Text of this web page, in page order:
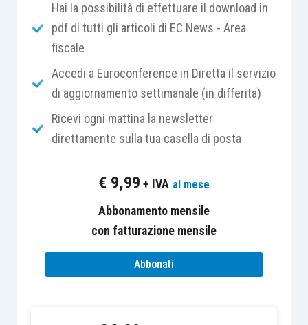
apprendimento esperienziale è quello più
utilizzato . Infatti, vengono sfruttati quali volani
l’interesse, le capacità e le motivazioni
intrinseche delle persone per sviluppare nuove
conoscenze e abilità in un approccio più
necessita di un facilitatore esperto
spazio sicuro e ospitale all’interno del quale ogni
significato alla propria esperienza.
Vivendo eventi che non appartengono alla
ostacoli come il contesto e gli schemi mentali
Hai la possibilità di effettuare il download in
pdf di tutti gli articoli di EC News - Area
fiscale
Accedi a Euroconference in Diretta il servizio
di aggiornamento settimanale (in differita)
Ricevi ogni mattina la newsletter
direttamente sulla tua casella di posta
€ 9,99 + IVA al mese
Abbonamento mensile
con fatturazione mensile
Abbonati